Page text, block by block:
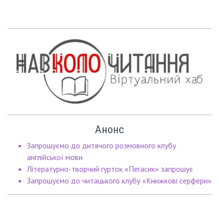
Анонс
Запрошуємо до дитячого розмовного клубу
англійської мови
Літературно-творчий гурток «Пегасик» запрошує
Запрошуємо до читацького клубу «Книжкові серфери»